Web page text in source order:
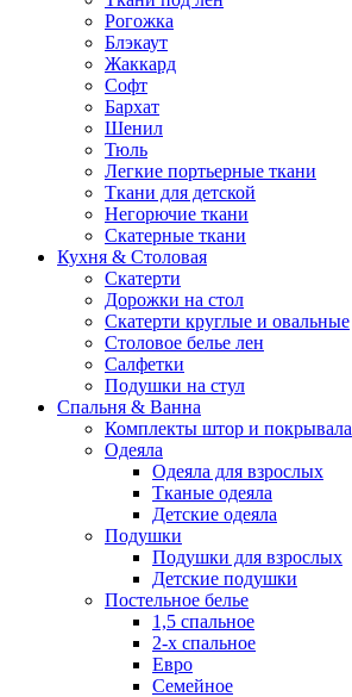
Рогожка
Блэкаут
Жаккард
Софт
Бархат
Шенил
Тюль
Легкие портьерные ткани
Ткани для детской
Негорючие ткани
Скатерные ткани
Кухня & Столовая
Скатерти
Дорожки на стол
Скатерти круглые и овальные
Столовое белье лен
Салфетки
Подушки на стул
Спальня & Ванна
Комплекты штор и покрывала
Одеяла
Одеяла для взрослых
Тканые одеяла
Детские одеяла
Подушки
Подушки для взрослых
Детские подушки
Постельное белье
1,5 спальное
2-х спальное
Евро
Семейное